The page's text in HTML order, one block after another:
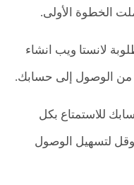
الخطوة الأولى.
لانستا ويب انشاء
من الوصول إلى حسابك.
للاستمتاع بكل
لتسهيل الوصول